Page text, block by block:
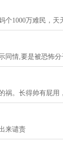
个1000万难民，
同情,要是被恐怖
祸。长得帅有屁
来谴责